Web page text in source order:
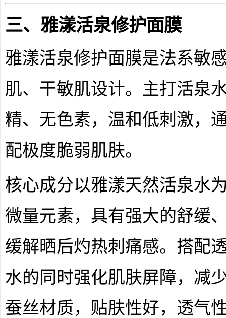
三、雅漾活泉修护面膜
雅漾活泉修护面膜是法系敏
肌、干敏肌设计。主打活泉
精、无色素，温和低刺激，
配极度脆弱肌肤。
核心成分以雅漾天然活泉水
微量元素，具有强大的舒缓
缓解晒后灼热刺痛感。搭配
水的同时强化肌肤屏障，减
蚕丝材质，贴肤性好，透气